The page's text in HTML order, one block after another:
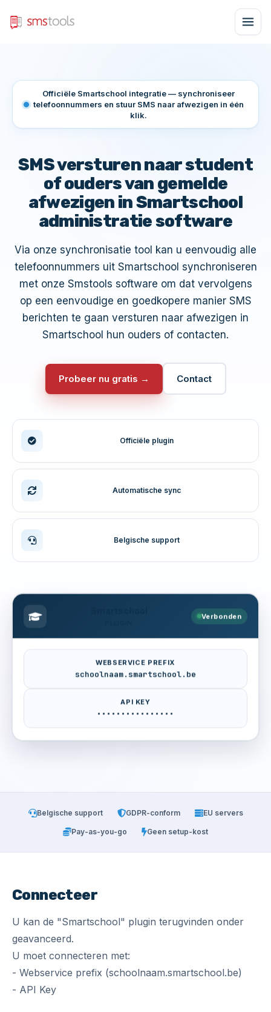
Officiële Smartschool integratie — synchroniseer
telefoonnummers en stuur SMS naar afwezigen in één
klik.
SMS versturen naar student
of ouders van gemelde
afwezigen in Smartschool
administratie software
Via onze synchronisatie tool kan u eenvoudig alle
telefoonnummers uit Smartschool synchroniseren
met onze Smstools software om dat vervolgens
op een eenvoudige en goedkopere manier SMS
berichten te gaan versturen naar afwezigen in
Smartschool hun ouders of contacten.
Probeer nu gratis → Contact
Officiële plugin
Automatische sync
Belgische support
Verbonden
WEBSERVICE PREFIX
schoolnaam.smartschool.be
API KEY
••••••••••••••••
Belgische support GDPR-conform EU servers
Pay-as-you-go Geen setup-kost
Connecteer
U kan de "Smartschool" plugin terugvinden onder
geavanceerd.
U moet connecteren met:
- Webservice prefix (schoolnaam.smartschool.be)
- API Key